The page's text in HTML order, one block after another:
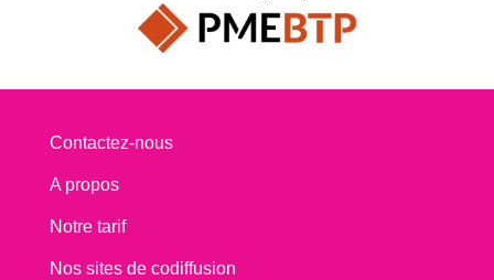
Contactez-nous
A propos
Notre tarif
Nos sites de codiffusion